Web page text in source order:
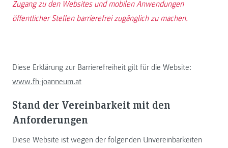
Zugang zu den Websites und mobilen Anwendungen
öffentlicher Stellen barrierefrei zugänglich zu machen.
Diese Erklärung zur Barrierefreiheit gilt für die Website:
www.fh-joanneum.at
Stand der Vereinbarkeit mit den
Anforderungen
Diese Website ist wegen der folgenden Unvereinbarkeiten